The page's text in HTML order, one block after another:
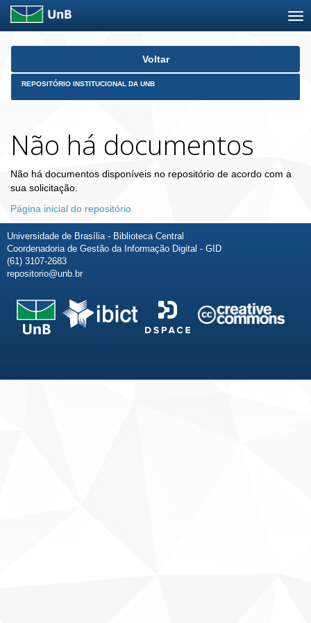
Skip
Voltar
REPOSITÓRIO INSTITUCIONAL DA UNB
Não há documentos
Não há documentos disponíveis no repositório de acordo com a
sua solicitação.
Página inicial do repositório
Universidade de Brasília - Biblioteca Central
Coordenadoria de Gestão da Informação Digital - GID
(61) 3107-2683
repositorio@unb.br